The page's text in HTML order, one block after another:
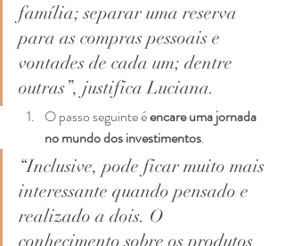
família; separar uma reserva
para as compras pessoais e
vontades de cada um; dentre
outras”, justifica Luciana.
O passo seguinte é encare uma jornada
no mundo dos investimentos.
“Inclusive, pode ficar muito mais
interessante quando pensado e
realizado a dois. O
conhecimento sobre os produtos